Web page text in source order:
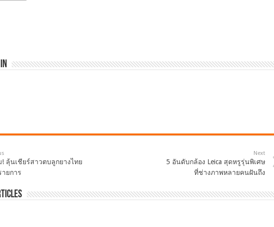
! ลุ้นเชียร์สาวตบลูกยางไทย
ายการ
Next
5 อันดับกล้อง Leica สุดหรูรุ่นพิเศษ
ที่ช่างภาพหลายคนฝันถึง